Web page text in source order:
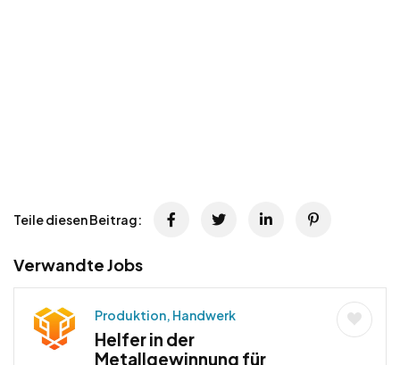
Teile diesen Beitrag:
Verwandte Jobs
Produktion, Handwerk
Helfer in der
Metallgewinnung für